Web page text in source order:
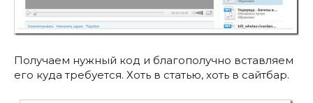
Получаем нужный код и благополучно вставляем
его куда требуется. Хоть в статью, хоть в сайтбар.